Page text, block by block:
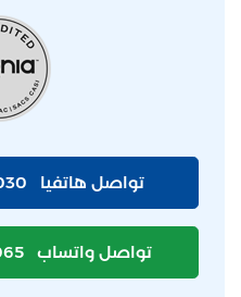
تواصل هاتفيا
تواصل واتساب